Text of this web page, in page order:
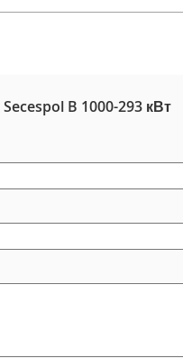
B 1000-293 кВт